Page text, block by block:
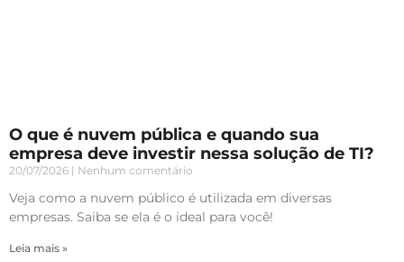
O que é nuvem pública e quando sua
empresa deve investir nessa solução de TI?
20/07/2026 Nenhum comentário
Veja como a nuvem público é utilizada em diversas
empresas. Saiba se ela é o ideal para você!
Leia mais »